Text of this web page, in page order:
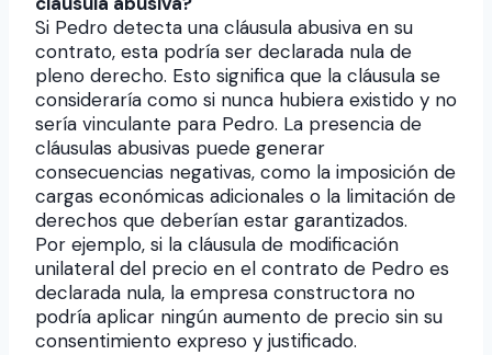
Si Pedro detecta una cláusula abusiva en su
contrato, esta podría ser declarada nula de
pleno derecho. Esto significa que la cláusula se
consideraría como si nunca hubiera existido y no
sería vinculante para Pedro. La presencia de
cláusulas abusivas puede generar
consecuencias negativas, como la imposición de
cargas económicas adicionales o la limitación de
derechos que deberían estar garantizados.
Por ejemplo, si la cláusula de modificación
unilateral del precio en el contrato de Pedro es
declarada nula, la empresa constructora no
podría aplicar ningún aumento de precio sin su
consentimiento expreso y justificado.